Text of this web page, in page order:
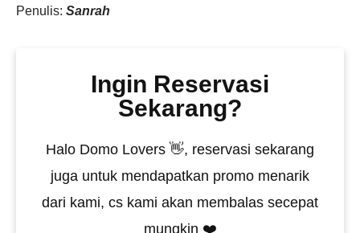
Penulis: Sanrah
Ingin Reservasi
Sekarang?
Halo Domo Lovers 👋, reservasi sekarang
juga untuk mendapatkan promo menarik
dari kami, cs kami akan membalas secepat
mungkin ❤️